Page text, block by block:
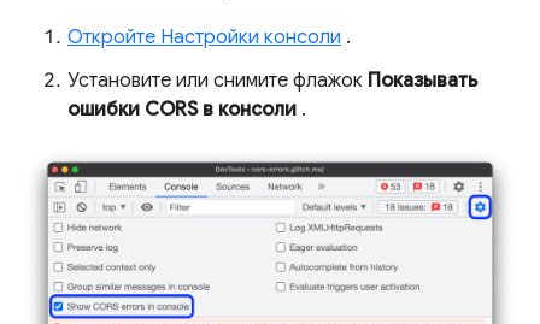
Откройте Настройки консоли .
Установите или снимите флажок Показывать
ошибки CORS в консоли .